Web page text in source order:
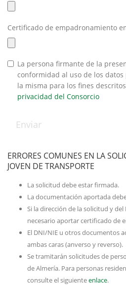
Certificado de empadronamiento
La persona firmante de la
conformidad al uso de los
la misma para los fines
privacidad del Consorcio
ERRORES COMUNES EN LA
JOVEN DE TRANSPORTE
La solicitud debe estar firmada.
La documentación aportada
Si la dirección de la solicitud y
necesario aportar certificado de
El DNI/NIE u otros documentos
ambas caras (anverso y reverso).
Se tramitarán solicitudes de
de Almería. Para personas
consulte el siguienteenlace.